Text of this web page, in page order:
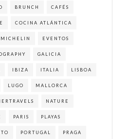
BRUNCH CAFÉS
COCINA ATLÁNTICA
MICHELIN EVENTOS
GALICIA
IBIZA ITALIA LISBOA
LUGO MALLORCA
NATURE
PARIS PLAYAS
PORTUGAL PRAGA